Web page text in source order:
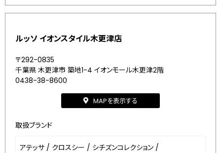
ルッソ イオンスタイル木更津店
〒292-0835
千葉県 木更津市 築地1-4 イオンモール木更津2階
0438-38-8600
MAPを表示する
取扱ブランド
アテッサ / クロスシー / シチズンコレクション /